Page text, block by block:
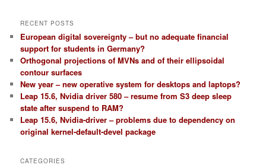
RECENT POSTS
European digital sovereignty – but no adequate financial
support for students in Germany?
Orthogonal projections of MVNs and of their ellipsoidal
contour surfaces
New year – new operative system for desktops and laptops?
Leap 15.6, Nvidia driver 580 – resume from S3 deep sleep
state after suspend to RAM?
Leap 15.6, Nvidia-driver – problems due to dependency on
original kernel-default-devel package
CATEGORIES